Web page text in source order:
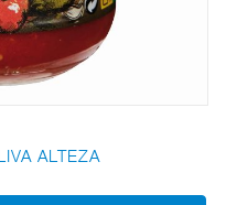
ALTEZA